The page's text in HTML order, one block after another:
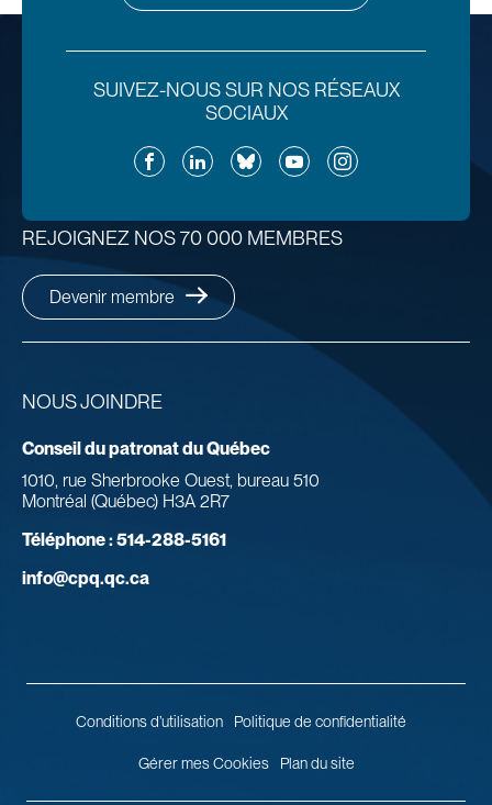
SUIVEZ-NOUS SUR NOS RÉSEAUX
SOCIAUX
FacebookLinkedInBlueskyYouTubeInstagram
NOUS JOINDRE
Conseil du patronat du Québec
1010, rue Sherbrooke Ouest, bureau 510
Montréal (Québec) H3A 2R7
Téléphone :514-288-5161
info@cpq.qc.ca
REJOIGNEZ NOS 70 000 MEMBRES
Devenir membre
Conditions d’utilisation Politique de confidentialité
Gérer mes Cookies Plan du site